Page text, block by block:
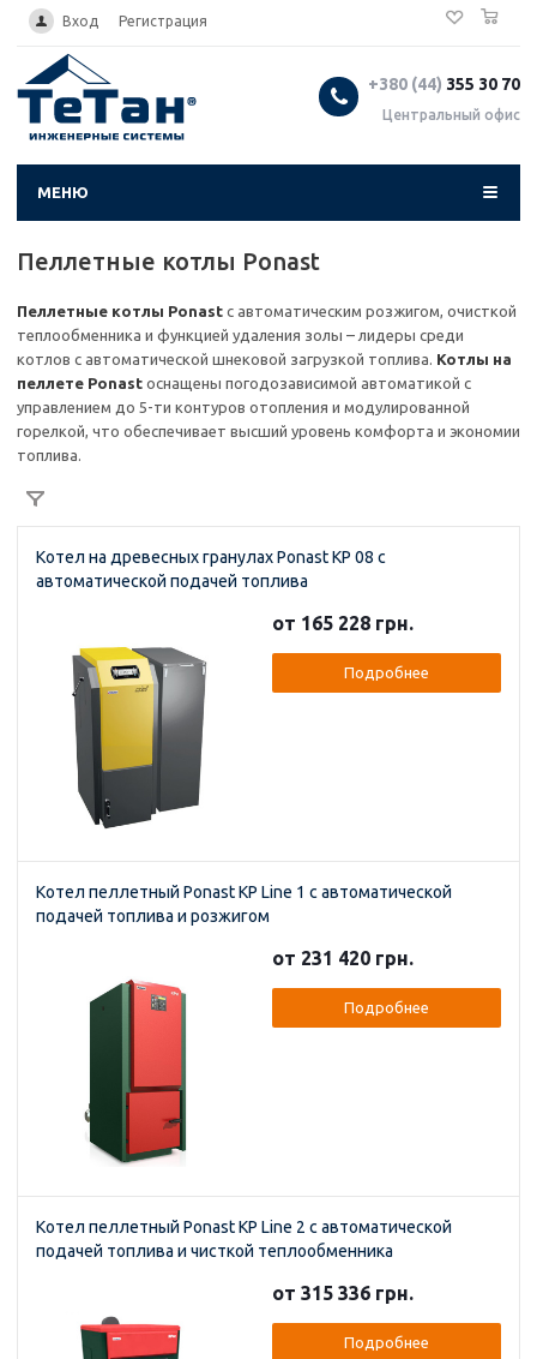
... Вход Регистрация
+380 (44) 355 30 70
Центральный офис
МЕНЮ
Пеллетные котлы Ponast
Пеллетные котлы Ponast с автоматическим розжигом, очисткой
теплообменника и функцией удаления золы – лидеры среди
котлов с автоматической шнековой загрузкой топлива. Котлы на
пеллете Ponast оснащены погодозависимой автоматикой с
управлением до 5-ти контуров отопления и модулированной
горелкой, что обеспечивает высший уровень комфорта и экономии
топлива.
Котел на древесных гранулах Ponast KP 08 с
автоматической подачей топлива
от 165 228 грн.
Подробнее
Котел пеллетный Ponast KP Line 1 с автоматической
подачей топлива и розжигом
от 231 420 грн.
Подробнее
Котел пеллетный Ponast KP Line 2 с автоматической
подачей топлива и чисткой теплообменника
от 315 336 грн.
Подробнее